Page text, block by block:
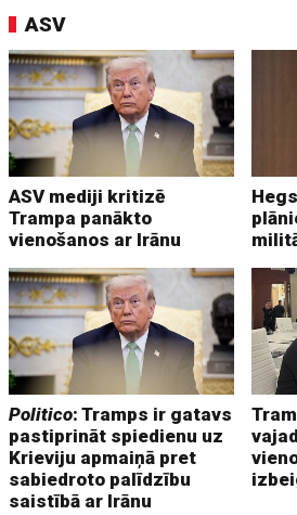
ASV
ASV mediji kritizē
Trampa panākto
vienošanos ar Irānu
Politico: Tramps ir gatavs
pastiprināt spiedienu uz
Krieviju apmaiņā pret
sabiedroto palīdzību
saistībā ar Irānu